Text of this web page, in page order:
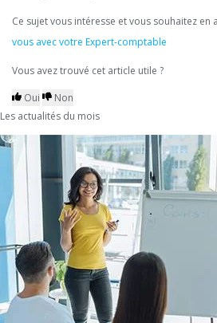
Ce sujet vous intéresse et vous souhaitez en
vous avec votre Expert-comptable
Vous avez trouvé cet article utile ?
Oui
Non
Les actualités du mois